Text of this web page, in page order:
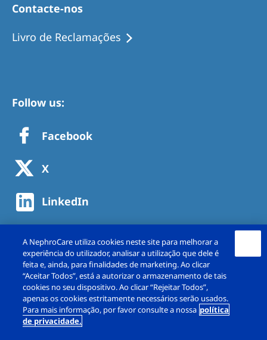
Contacte-nos
Livro de Reclamações
Follow us:
Facebook
X
LinkedIn
Copyright © NephroCare Portugal, S.A. 2026. All
A NephroCare utiliza cookies neste site para melhorar a
experiência do utilizador, analisar a utilização que dele é
feita e, ainda, para finalidades de marketing. Ao clicar
“Aceitar Todos”, está a autorizar o armazenamento de tais
cookies no seu dispositivo. Ao clicar “Rejeitar Todos”,
apenas os cookies estritamente necessários serão usados.
Para mais informação, por favor consulte a nossa política
de privacidade.